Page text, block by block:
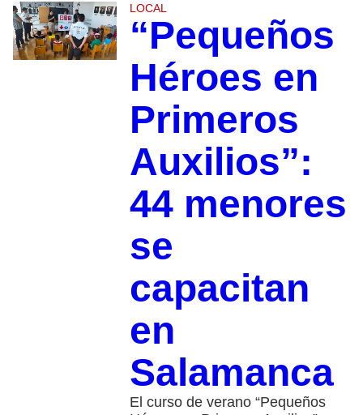
LOCAL
“Pequeños
Héroes en
Primeros
Auxilios”:
44 menores
se
capacitan
en
Salamanca
El curso de verano “Pequeños